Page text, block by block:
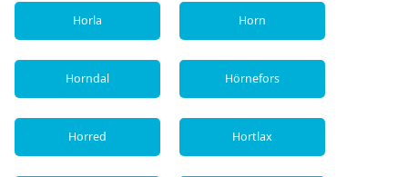
Horla Horn
Horndal Hörnefors
Horred Hortlax